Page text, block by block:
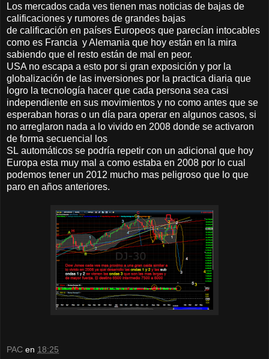
Los mercados cada ves tienen mas noticias de bajas de
calificaciones y rumores de grandes bajas
de calificación en países Europeos que parecían intocables
como es Francia y Alemania que hoy están en la mira
sabiendo que el resto están de mal en peor.
USA no escapa a esto por si gran exposición y por la
globalización de las inversiones por la practica diaria que
logro la tecnología hacer que cada persona sea casi
independiente en sus movimientos y no como antes que se
esperaban horas o un día para operar en algunos casos, si
no arreglaron nada a lo vivido en 2008 donde se activaron
de forma secuencial los
SL automáticos se podría repetir con un adicional que hoy
Europa esta muy mal a como estaba en 2008 por lo cual
podemos tener un 2012 mucho mas peligroso que lo que
paro en años anteriores.
PAC en 18:25